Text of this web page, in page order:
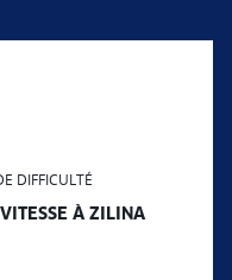
DIFFICULTÉ
À ZILINA